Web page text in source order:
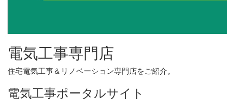
電気工事専門店
住宅電気工事＆リノベーション専門店をご紹介。
電気工事ポータルサイト